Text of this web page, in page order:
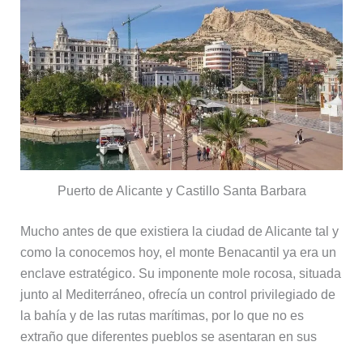
Puerto de Alicante y Castillo Santa Barbara
Mucho antes de que existiera la ciudad de Alicante tal y
como la conocemos hoy, el monte Benacantil ya era un
enclave estratégico. Su imponente mole rocosa, situada
junto al Mediterráneo, ofrecía un control privilegiado de
la bahía y de las rutas marítimas, por lo que no es
extraño que diferentes pueblos se asentaran en sus